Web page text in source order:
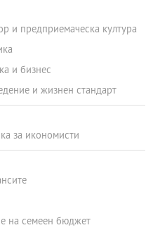
и предприемаческа култура
и бизнес
и жизнен стандарт
за икономисти
на семеен бюджет